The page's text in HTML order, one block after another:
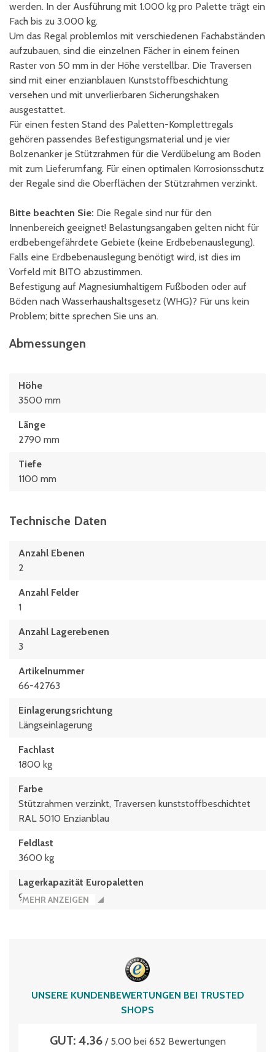
werden. In der Ausführung mit 1.000 kg pro Palette trägt ein
Fach bis zu 3.000 kg.
Um das Regal problemlos mit verschiedenen Fachabständen
aufzubauen, sind die einzelnen Fächer in einem feinen
Raster von 50 mm in der Höhe verstellbar. Die Traversen
sind mit einer enzianblauen Kunststoffbeschichtung
versehen und mit unverlierbaren Sicherungshaken
ausgestattet.
Für einen festen Stand des Paletten-Komplettregals
gehören passendes Befestigungsmaterial und je vier
Bolzenanker je Stützrahmen für die Verdübelung am Boden
mit zum Lieferumfang. Für einen optimalen Korrosionsschutz
der Regale sind die Oberflächen der Stützrahmen verzinkt.
Bitte beachten Sie: Die Regale sind nur für den
Innenbereich geeignet! Belastungsangaben gelten nicht für
erdbebengefährdete Gebiete (keine Erdbebenauslegung).
Falls eine Erdbebenauslegung benötigt wird, ist dies im
Vorfeld mit BITO abzustimmen.
Befestigung auf Magnesiumhaltigem Fußboden oder auf
Böden nach Wasserhaushaltsgesetz (WHG)? Für uns kein
Problem; bitte sprechen Sie uns an.
Abmessungen
Höhe
3500 mm
Länge
2790 mm
Tiefe
1100 mm
Technische Daten
Anzahl Ebenen
2
Anzahl Felder
1
Anzahl Lagerebenen
3
Artikelnummer
66-42763
Einlagerungsrichtung
Längseinlagerung
Fachlast
1800 kg
Farbe
Stützrahmen verzinkt, Traversen kunststoffbeschichtet
RAL 5010 Enzianblau
Feldlast
3600 kg
Lagerkapazität Europaletten
9
vormontiert
MEHR ANZEIGEN
UNSERE KUNDENBEWERTUNGEN BEI TRUSTED
SHOPS
GUT: 4.36/ 5.00 bei 652 Bewertungen